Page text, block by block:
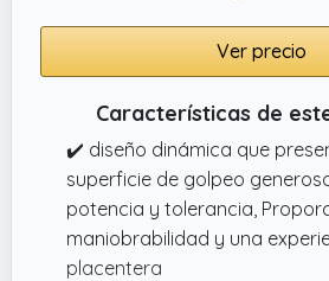
Ver precio
Características de
✔️ diseño dinámica que
superficie de golpeo
potencia y tolerancia,
maniobrabilidad y una
placentera